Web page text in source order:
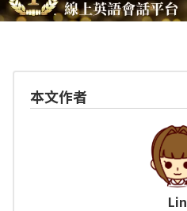
本文作者
Lin